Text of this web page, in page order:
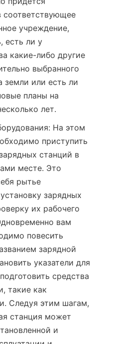
соответствующее
учреждение,
есть ли у
какие-либо другие
выбранного
земли или есть ли
планы на
лет.
На этом
приступить
станций в
месте. Это
рытье
зарядных
их рабочего
вам
повесить
зарядной
указатели для
средства
такие как
Следуя этим шагам,
станция может
и